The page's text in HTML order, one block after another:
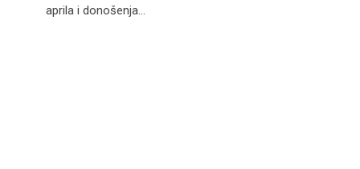
aprila i donošenja...